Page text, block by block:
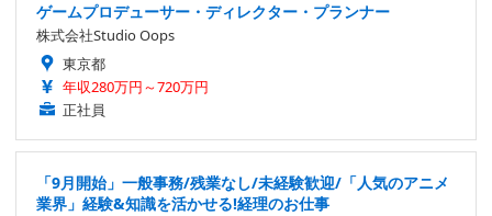
ゲームプロデューサー・ディレクター・プランナー
株式会社Studio Oops
東京都
年収280万円～720万円
正社員
「9月開始」一般事務/残業なし/未経験歓迎/「人気のアニメ
業界」経験&知識を活かせる!経理のお仕事